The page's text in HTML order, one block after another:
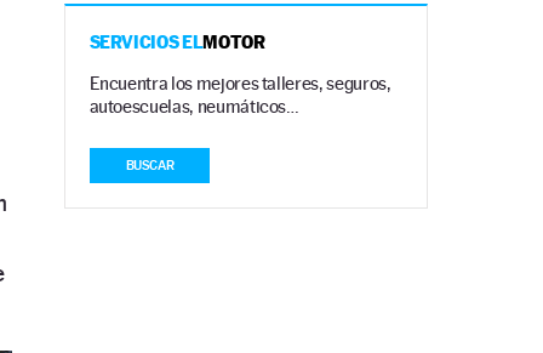
SERVICIOS ELMOTOR
Encuentra los mejores talleres, seguros,
autoescuelas, neumáticos…
BUSCAR